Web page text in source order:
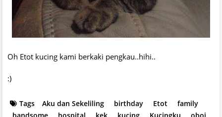
Oh Etot kucing kami berkaki pengkau..hihi..
:)
Tags Aku dan Sekeliling birthday Etot
family